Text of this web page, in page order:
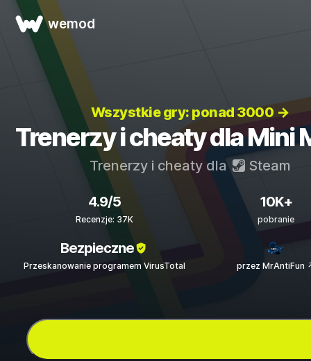
wemod
Wszystkie gry: ponad 3000 →
Trenerzy i cheaty dla Mini
Trenerzy i cheaty dla Steam
4.9/5
Recenzje: 37K
10K+
pobranie
Bezpieczne
Przeskanowanie programem VirusTotal przez MrAntiFun